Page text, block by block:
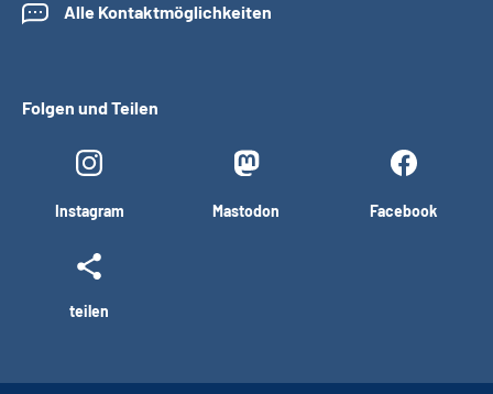
Alle Kontaktmöglichkeiten
Folgen und Teilen
Instagram Mastodon Facebook
teilen